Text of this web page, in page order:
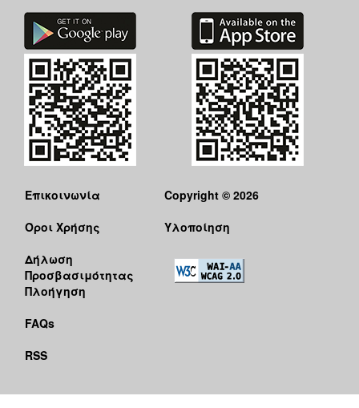
Επικοινωνία
Όροι Χρήσης
Δήλωση
Προσβασιμότητας
Πλοήγηση
FAQs
RSS
Copyright © 2026
Υλοποίηση